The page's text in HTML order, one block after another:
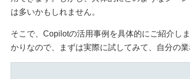
は多いかもしれません。
そこで、Copilotの活用事例を具体的にご紹介し
かりなので、まずは実際に試してみて、自分の